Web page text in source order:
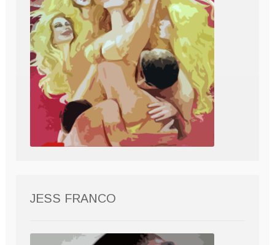
JESS FRANCO